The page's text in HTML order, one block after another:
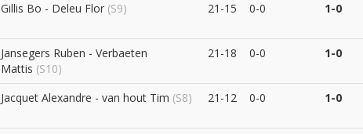
Gillis Bo - Deleu Flor (S9) 21-15 0-0 1-0
Jansegers Ruben - Verbaeten
Mattis (S10)
21-18 0-0 1-0
Jacquet Alexandre - van hout Tim (S8) 21-12 0-0 1-0